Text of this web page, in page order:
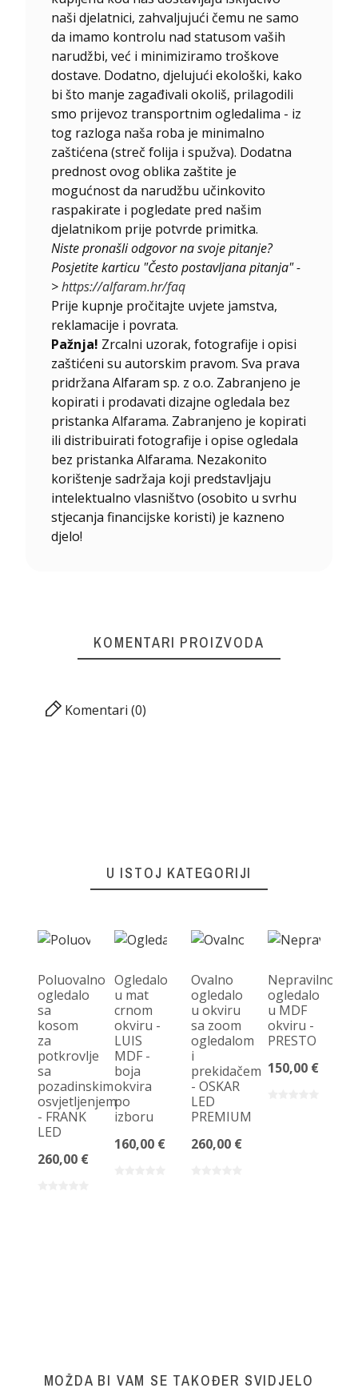
naši djelatnici, zahvaljujući čemu ne samo
da imamo kontrolu nad statusom vaših
narudžbi, već i minimiziramo troškove
dostave. Dodatno, djelujući ekološki, kako
bi što manje zagađivali okoliš, prilagodili
smo prijevoz transportnim ogledalima - iz
tog razloga naša roba je minimalno
zaštićena (streč folija i spužva). Dodatna
prednost ovog oblika zaštite je
mogućnost da narudžbu učinkovito
raspakirate i pogledate pred našim
djelatnikom prije potvrde primitka.
Niste pronašli odgovor na svoje pitanje?
Posjetite karticu "Često postavljana pitanja" -
>https://alfaram.hr/faq
Prije kupnje pročitajte uvjete jamstva,
reklamacije i povrata.
Pažnja! Zrcalni uzorak, fotografije i opisi
zaštićeni su autorskim pravom. Sva prava
pridržana Alfaram sp. z o.o. Zabranjeno je
kopirati i prodavati dizajne ogledala bez
pristanka Alfarama. Zabranjeno je kopirati
ili distribuirati fotografije i opise ogledala
bez pristanka Alfarama. Nezakonito
korištenje sadržaja koji predstavljaju
intelektualno vlasništvo (osobito u svrhu
stjecanja financijske koristi) je kazneno
djelo!
KOMENTARI PROIZVODA
Komentari (0)
U ISTOJ KATEGORIJI
Poluovalno
ogledalo
sa
kosom
za
potkrovlje
sa
pozadinskim
osvjetljenjem
- FRANK
LED
260,00 €
Ogledalo
u mat
crnom
okviru -
LUIS
MDF -
boja
okvira
po
izboru
160,00 €
Ovalno
ogledalo
u okviru
sa zoom
ogledalom
i
prekidačem
- OSKAR
LED
PREMIUM
260,00 €
Nepravilno
ogledalo
u MDF
okviru -
PRESTO
150,00 €
MOŽDA BI VAM SE TAKOĐER SVIDJELO